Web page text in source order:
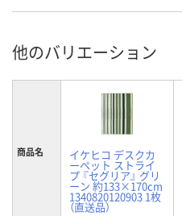
他のバリエーション
商品名 イケヒコ デスクカ
ーペット ストライ
プ 『セグリア』 グリ
ーン 約133×170cm
1340820120903 1枚
（直送品）